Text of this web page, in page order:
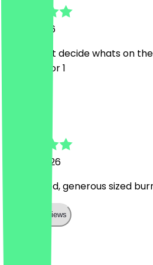
8. Mai 2026
we couldnt decide whats on
tasty - 2 for 1
7. April 2026
Really good, generous sized
Show all reviews